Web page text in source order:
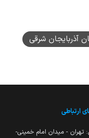
آذربایجان شرقی
ارتباطی
تهران - میدان امام خمینی-